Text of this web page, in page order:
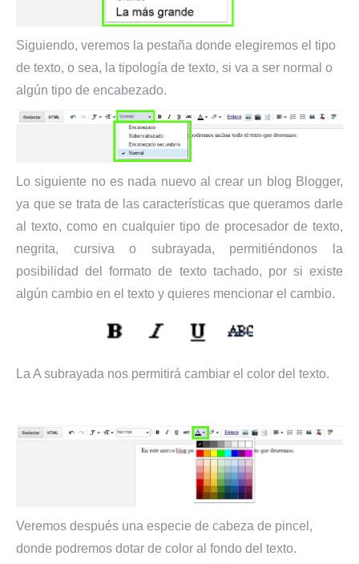
Siguiendo, veremos la pestaña donde elegiremos el tipo
de texto, o sea, la tipología de texto, si va a ser normal o
algún tipo de encabezado.
Lo siguiente no es nada nuevo al crear un blog Blogger,
ya que se trata de las características que queramos darle
al texto, como en cualquier tipo de procesador de texto,
negrita, cursiva o subrayada, permitiéndonos la
posibilidad del formato de texto tachado, por si existe
algún cambio en el texto y quieres mencionar el cambio.
La A subrayada nos permitirá cambiar el color del texto.
Veremos después una especie de cabeza de pincel,
donde podremos dotar de color al fondo del texto.